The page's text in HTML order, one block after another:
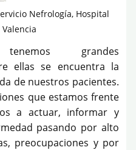
Nefrología, Hospital
grandes
ellas se encuentra la
de nuestros pacientes.
que estamos frente
a actuar, informar y
pasando por alto
preocupaciones y por